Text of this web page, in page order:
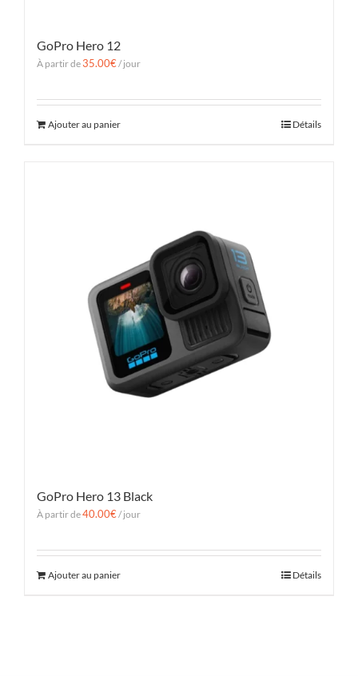
GoPro Hero 12
À partir de35.00€/ jour
Ajouter au panier Détails
GoPro Hero 13 Black
À partir de40.00€/ jour
Ajouter au panier Détails